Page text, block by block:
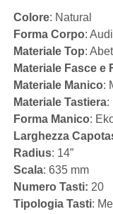
Colore: Natural
Forma Corpo:
Materiale Top:
Materiale Fasce e
Materiale Manico:
Materiale Tastiera:
Forma Manico:
Larghezza
Radius: 14”
Scala: 635 mm
Numero Tasti: 20
Tipologia Tasti: